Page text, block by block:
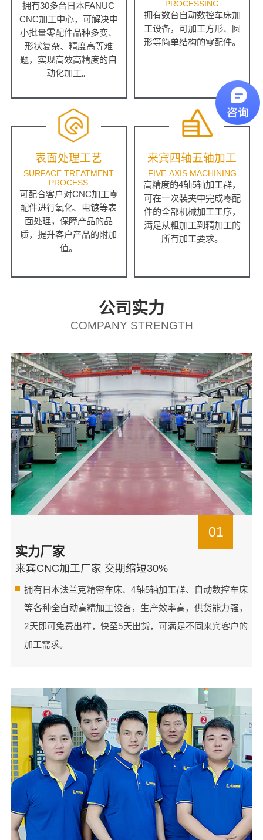
拥有30多台日本FANUC
CNC加工中心，可解决中
小批量零配件品种多变、
形状复杂、精度高等难
题，实现高效高精度的自
动化加工。
PROCESSING
拥有数台自动数控车床加
工设备，可加工方形、圆
形等简单结构的零配件。
表面处理工艺
SURFACE TREATMENT
PROCESS
可配合客户对CNC加工零
配件进行氧化、电镀等表
面处理，保障产品的品
质，提升客户产品的附加
值。
来宾四轴五轴加工
FIVE-AXIS MACHINING
高精度的4轴5轴加工群，
可在一次装夹中完成零配
件的全部机械加工工序，
满足从粗加工到精加工的
所有加工要求。
公司实力
COMPANY STRENGTH
01
实力厂家
来宾CNC加工厂家 交期缩短30%
拥有日本法兰克精密车床、4轴5轴加工群、自动数控车床
等各种全自动高精加工设备，生产效率高，供货能力强，
2天即可免费出样，快至5天出货，可满足不同来宾客户的
加工需求。